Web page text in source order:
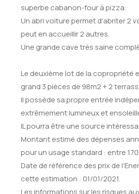
superbe cabanon-four à pizza.
Un abri voiture permet d'abriter 2
peut en accueillir 2 autres.
Une grande cave très saine
Le deuxième lot de la copropriété
grand 3 pièces de 98m2 + 2
Il possède sa propre entrée
extrêmement lumineux et
IL pourra être une source
Montant estimé des dépenses
pour un usage standard : entre
Date de référence des prix de
cette estimation : 01/01/2021.
Les informations sur les risques